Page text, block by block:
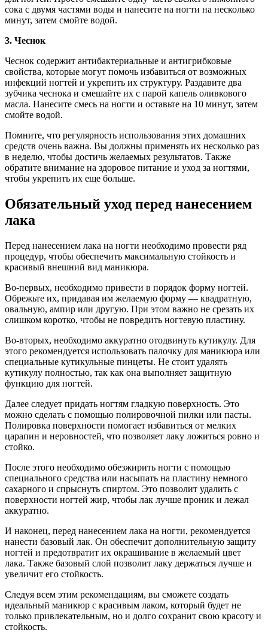
сока с двумя частями воды и нанесите на ногти на несколько
минут, затем смойте водой.
3. Чеснок
Чеснок содержит антибактериальные и антигрибковые
свойства, которые могут помочь избавиться от возможных
инфекций ногтей и укрепить их структуру. Раздавите два
зубчика чеснока и смешайте их с парой капель оливкового
масла. Нанесите смесь на ногти и оставьте на 10 минут, затем
смойте водой.
Помните, что регулярность использования этих домашних
средств очень важна. Вы должны применять их несколько раз
в неделю, чтобы достичь желаемых результатов. Также
обратите внимание на здоровое питание и уход за ногтями,
чтобы укрепить их еще больше.
Обязательный уход перед нанесением
лака
Перед нанесением лака на ногти необходимо провести ряд
процедур, чтобы обеспечить максимальную стойкость и
красивый внешний вид маникюра.
Во-первых, необходимо привести в порядок форму ногтей.
Обрежьте их, придавая им желаемую форму — квадратную,
овальную, ампир или другую. При этом важно не срезать их
слишком коротко, чтобы не повредить ногтевую пластину.
Во-вторых, необходимо аккуратно отодвинуть кутикулу. Для
этого рекомендуется использовать палочку для маникюра или
специальные кутикульные пинцеты. Не стоит удалять
кутикулу полностью, так как она выполняет защитную
функцию для ногтей.
Далее следует придать ногтям гладкую поверхность. Это
можно сделать с помощью полировочной пилки или пасты.
Полировка поверхности помогает избавиться от мелких
царапин и неровностей, что позволяет лаку ложиться ровно и
стойко.
После этого необходимо обезжирить ногти с помощью
специального средства или насыпать на пластину немного
сахарного и спрыснуть спиртом. Это позволит удалить с
поверхности ногтей жир, чтобы лак лучше проник и лежал
аккуратно.
И наконец, перед нанесением лака на ногти, рекомендуется
нанести базовый лак. Он обеспечит дополнительную защиту
ногтей и предотвратит их окрашивание в желаемый цвет
лака. Также базовый слой позволит лаку держаться лучше и
увеличит его стойкость.
Следуя всем этим рекомендациям, вы сможете создать
идеальный маникюр с красивым лаком, который будет не
только привлекательным, но и долго сохранит свою красоту и
стойкость.